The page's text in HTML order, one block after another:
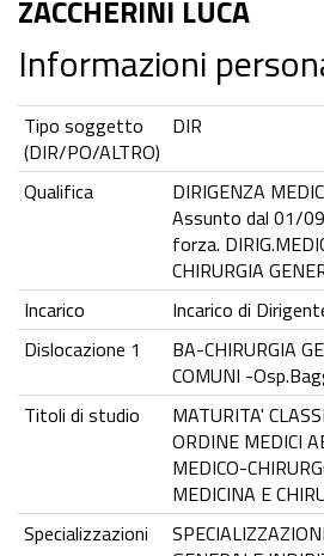
ZACCHERINI LUCA
Informazioni
Tipo soggetto
(DIR/PO/ALTRO)
DIR
Qualifica
DIRIGENZA
Assunto dal 01/
forza.
CHIRURGIA
Incarico
Incarico di
Dislocazione 1
BA-CHIRURGIA
COMUNI -
Titoli di studio
MATURITA'
ORDINE MEDICI
MEDICO-
MEDICINA E
Specializzazioni